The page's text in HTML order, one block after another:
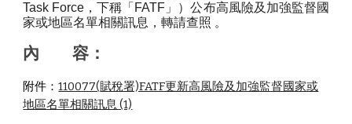
Task Force，下稱「FATF」）公布高風險及加強監督國
家或地區名單相關訊息，轉請查照 。
內       容：
附件：110077(賦稅署)FATF更新高風險及加強監督國家或
地區名單相關訊息 (1)